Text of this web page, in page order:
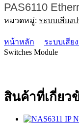
PAS6110
หมวดหมู่: ระบบเสียง
หน้าหลัก ระบบเสีย
Switches Module
สินค้าที่เกี่ยว